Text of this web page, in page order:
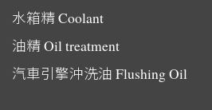
水箱精Coolant
油精Oil treatment
汽車引擎沖洗油 Flushing Oil